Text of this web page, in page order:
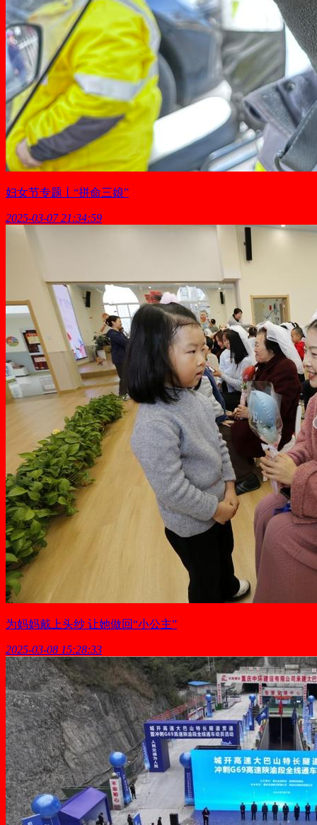
妇女节专题丨“拼命三娘”
2025-03-07 21:34:59
为妈妈戴上头纱 让她做回“小公主”
2025-03-08 15:28:33